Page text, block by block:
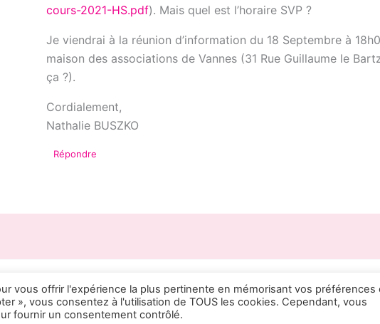
cours-2021-HS.pdf). Mais quel est l’horaire SVP ?
Je viendrai à la réunion d’information du 18 Septembre à
maison des associations de Vannes (31 Rue Guillaume le
ça ?).
Cordialement,
Nathalie BUSZKO
Répondre
2026 |Mentions Légales|Politique relative aux cookies|
vous offrir l'expérience la plus pertinente en mémorisant vos préférences
», vous consentez à l'utilisation de TOUS les cookies. Cependant, vous
fournir un consentement contrôlé.